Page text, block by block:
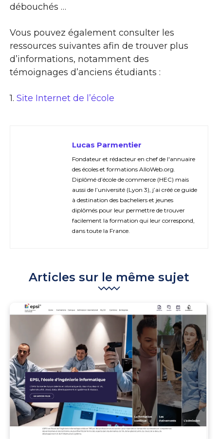
débouchés …
Vous pouvez également consulter les
ressources suivantes afin de trouver plus
d’informations, notamment des
témoignages d’anciens étudiants :
1. Site Internet de l’école
Lucas Parmentier
Fondateur et rédacteur en chef de l'annuaire
des écoles et formations AlloWeb.org.
Diplômé d’école de commerce (HEC) mais
aussi de l’université (Lyon 3), j’ai créé ce guide
à destination des bacheliers et jeunes
diplômés pour leur permettre de trouver
facilement la formation qui leur correspond,
dans toute la France.
Articles sur le même sujet